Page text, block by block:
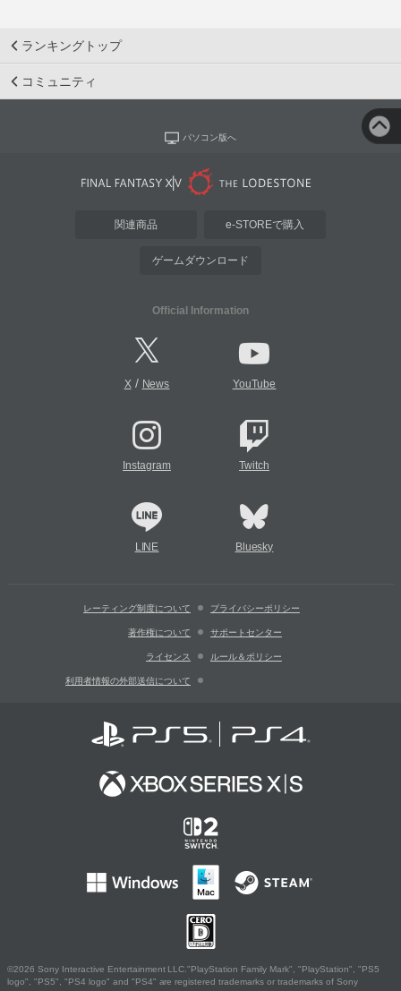
ランキングトップ
コミュニティ
パソコン版へ
関連商品 e-STOREで購入
ゲームダウンロード
Official Information
X/ News YouTube
Instagram Twitch
LINE Bluesky
レーティング制度について プライバシーポリシー
著作権について サポートセンター
ライセンス ルール＆ポリシー
利用者情報の外部送信について
©2026 Sony Interactive Entertainment LLC."PlayStation Family Mark", "PlayStation", "PS5
logo", "PS5", "PS4 logo" and "PS4" are registered trademarks or trademarks of Sony